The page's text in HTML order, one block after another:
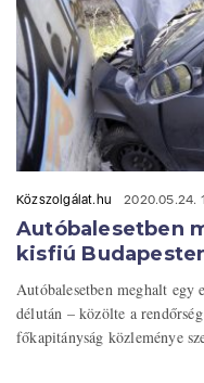
Közszolgálat.hu 2020.05.24.
Autóbalesetben
kisfiú
Autóbalesetben meghalt egy
délután – közölte a
főkapitányság közleménye